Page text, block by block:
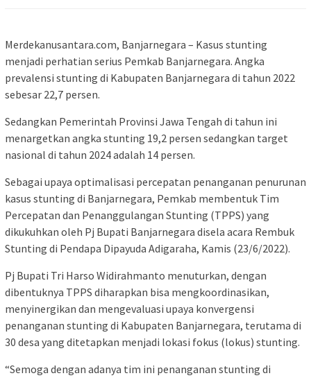
Merdekanusantara.com, Banjarnegara – Kasus stunting
menjadi perhatian serius Pemkab Banjarnegara. Angka
prevalensi stunting di Kabupaten Banjarnegara di tahun 2022
sebesar 22,7 persen.
Sedangkan Pemerintah Provinsi Jawa Tengah di tahun ini
menargetkan angka stunting 19,2 persen sedangkan target
nasional di tahun 2024 adalah 14 persen.
Sebagai upaya optimalisasi percepatan penanganan penurunan
kasus stunting di Banjarnegara, Pemkab membentuk Tim
Percepatan dan Penanggulangan Stunting (TPPS) yang
dikukuhkan oleh Pj Bupati Banjarnegara disela acara Rembuk
Stunting di Pendapa Dipayuda Adigaraha, Kamis (23/6/2022).
Pj Bupati Tri Harso Widirahmanto menuturkan, dengan
dibentuknya TPPS diharapkan bisa mengkoordinasikan,
menyinergikan dan mengevaluasi upaya konvergensi
penanganan stunting di Kabupaten Banjarnegara, terutama di
30 desa yang ditetapkan menjadi lokasi fokus (lokus) stunting.
“Semoga dengan adanya tim ini penanganan stunting di